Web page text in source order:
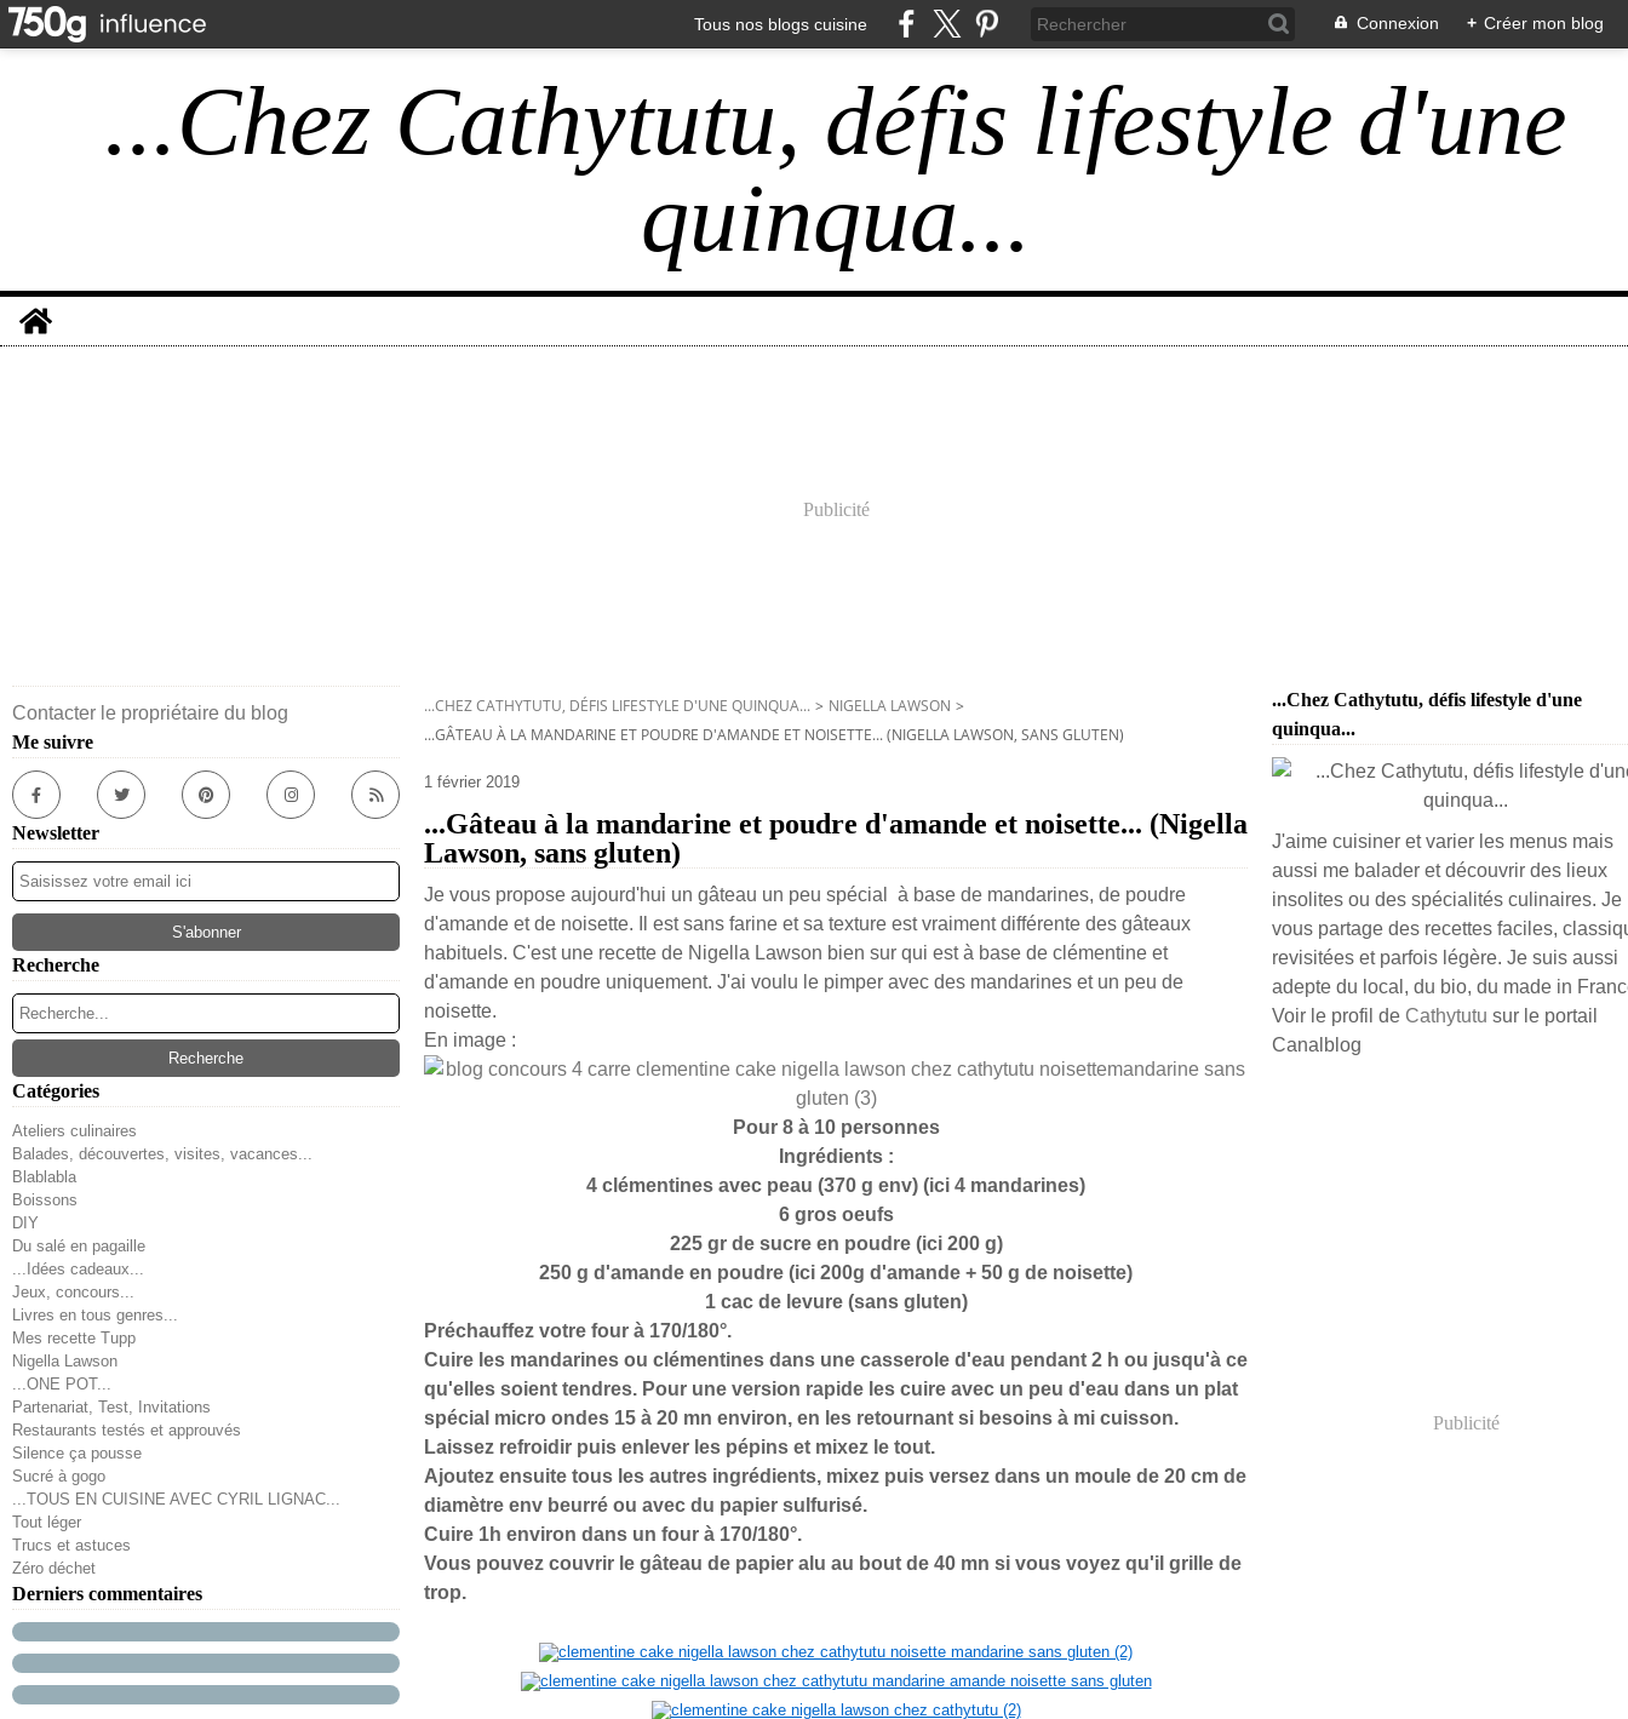
Tous nos blogs cuisine Connexion + Créer mon blog
...Chez Cathytutu, défis lifestyle d'une
quinqua...
Home
Publicité
Contacter le propriétaire du blog
Me suivre
Newsletter
Recherche
Catégories
Ateliers culinaires
Balades, découvertes, visites, vacances...
Blablabla
Boissons
DIY
Du salé en pagaille
...Idées cadeaux...
Jeux, concours...
Livres en tous genres...
Mes recette Tupp
Nigella Lawson
...ONE POT...
Partenariat, Test, Invitations
Restaurants testés et approuvés
Silence ça pousse
Sucré à gogo
...TOUS EN CUISINE AVEC CYRIL LIGNAC...
Tout léger
Trucs et astuces
Zéro déchet
Derniers commentaires
...CHEZ CATHYTUTU, DÉFIS LIFESTYLE D'UNE QUINQUA... > NIGELLA LAWSON >
...GÂTEAU À LA MANDARINE ET POUDRE D'AMANDE ET NOISETTE... (NIGELLA LAWSON, SANS GLUTEN)
1 février 2019
...Gâteau à la mandarine et poudre d'amande et noisette... (Nigella
Lawson, sans gluten)
Je vous propose aujourd'hui un gâteau un peu spécial à base de mandarines, de poudre
d'amande et de noisette. Il est sans farine et sa texture est vraiment différente des gâteaux
habituels. C'est une recette de Nigella Lawson bien sur qui est à base de clémentine et
d'amande en poudre uniquement. J'ai voulu le pimper avec des mandarines et un peu de
noisette.
En image :
Pour 8 à 10 personnes
Ingrédients :
4 clémentines avec peau (370 g env) (ici 4 mandarines)
6 gros oeufs
225 gr de sucre en poudre (ici 200 g)
250 g d'amande en poudre (ici 200g d'amande + 50 g de noisette)
1 cac de levure (sans gluten)
Préchauffez votre four à 170/180°.
Cuire les mandarines ou clémentines dans une casserole d'eau pendant 2 h ou jusqu'à ce
qu'elles soient tendres. Pour une version rapide les cuire avec un peu d'eau dans un plat
spécial micro ondes 15 à 20 mn environ, en les retournant si besoins à mi cuisson.
Laissez refroidir puis enlever les pépins et mixez le tout.
Ajoutez ensuite tous les autres ingrédients, mixez puis versez dans un moule de 20 cm de
diamètre env beurré ou avec du papier sulfurisé.
Cuire 1h environ dans un four à 170/180°.
Vous pouvez couvrir le gâteau de papier alu au bout de 40 mn si vous voyez qu'il grille de
trop.
...Chez Cathytutu, défis lifestyle d'une
quinqua...
J'aime cuisiner et varier les menus mais
aussi me balader et découvrir des lieux
insolites ou des spécialités culinaires. Je
vous partage des recettes faciles,
revisitées et parfois légère. Je suis aussi
adepte du local, du bio, du made in
Voir le profil de Cathytutu sur le portail
Canalblog
Publicité